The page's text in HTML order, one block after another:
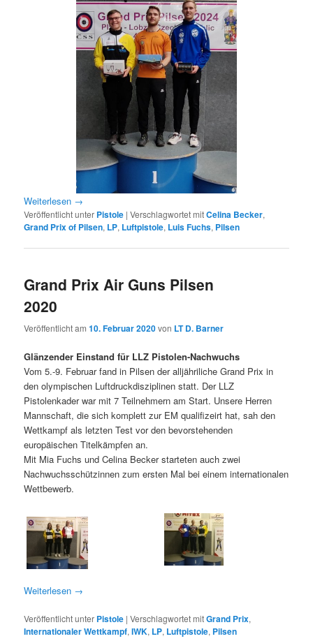
Weiterlesen →
Veröffentlicht unter Pistole |Verschlagwortet mitCelina Becker,
Grand Prix of Pilsen, LP, Luftpistole, Luis Fuchs, Pilsen
Grand Prix Air Guns Pilsen
2020
Veröffentlicht am10. Februar 2020von LT D. Barner
Glänzender Einstand für LLZ Pistolen-Nachwuchs
Vom 5.-9. Februar fand in Pilsen der alljähriliche Grand Prix in
den olympischen Luftdruckdisziplinen statt. Der LLZ
Pistolenkader war mit 7 Teilnehmern am Start. Unsere Herren
Mannschaft, die sich komplett zur EM qualifizeirt hat, sah den
Wettkampf als letzten Test vor den bevorstehenden
europäischen Titelkämpfen an.
Mit Mia Fuchs und Celina Becker starteten auch zwei
Nachwuchsschützinnen zum ersten Mal bei einem internationalen
Wettbewerb.
Weiterlesen →
Veröffentlicht unter Pistole |Verschlagwortet mitGrand Prix,
Internationaler Wettkampf,IWK, LP, Luftpistole, Pilsen